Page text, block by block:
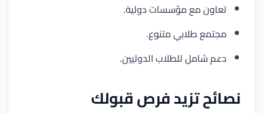
تعاون مع مؤسسات دولية.
مجتمع طلابي متنوع.
دعم شامل للطلاب الدوليين.
نصائح تزيد فرص قبولك